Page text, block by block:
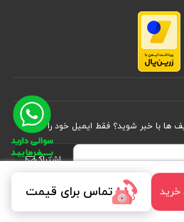
تماس برای قیمت خرید
ها با‌ خبر شوید؟ فقط ایمیل خود را ثبت
اشتراک
توسط:آریو وب